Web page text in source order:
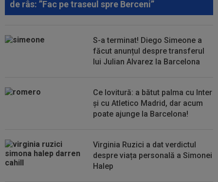
de râs: ”Fac pe traseul spre Berceni”
S-a terminat! Diego Simeone a
făcut anunțul despre transferul
lui Julian Alvarez la Barcelona
Ce lovitură: a bătut palma cu Inter
și cu Atletico Madrid, dar acum
poate ajunge la Barcelona!
Virginia Ruzici a dat verdictul
despre viața personală a Simonei
Halep